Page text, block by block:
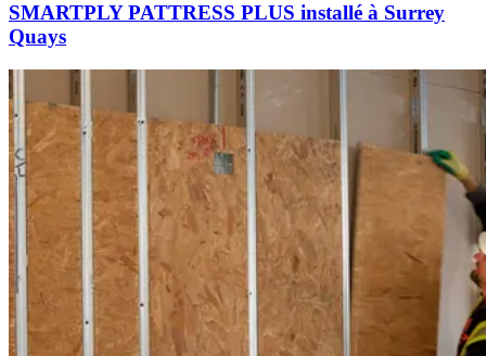
SMARTPLY PATTRESS PLUS installé à Surrey
Quays